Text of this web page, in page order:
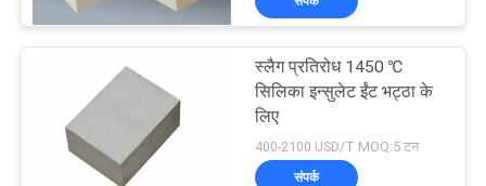
सिलिका इन्सुलेशन ईंट
29
स्लैग प्रतिरोध 1450 ℃
सिलिका इन्सुलेट ईंट भट्ठा के
लिए
400-2100 USD/T MOQ:5 टन
संपर्क